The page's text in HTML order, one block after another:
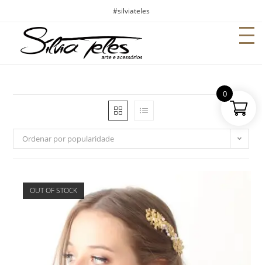
#silviateles
Ordenar por popularidade
OUT OF STOCK
0